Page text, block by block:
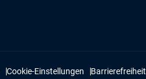
Cookie-Einstellungen Barrierefreiheit